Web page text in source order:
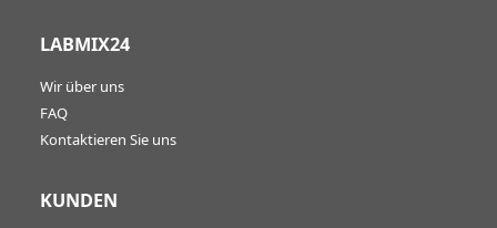
LABMIX24
Wir über uns
FAQ
Kontaktieren Sie uns
KUNDEN